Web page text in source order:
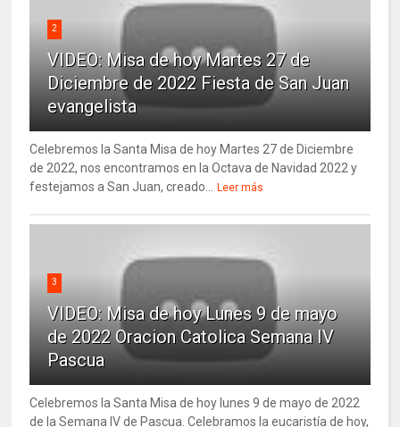
2
VIDEO: Misa de hoy Martes 27 de
Diciembre de 2022 Fiesta de San Juan
evangelista
Celebremos la Santa Misa de hoy Martes 27 de Diciembre
de 2022, nos encontramos en la Octava de Navidad 2022 y
festejamos a San Juan, creado... Leer más
3
VIDEO: Misa de hoy Lunes 9 de mayo
de 2022 Oracion Catolica Semana IV
Pascua
Celebremos la Santa Misa de hoy lunes 9 de mayo de 2022
de la Semana IV de Pascua. Celebramos la eucaristía de hoy,